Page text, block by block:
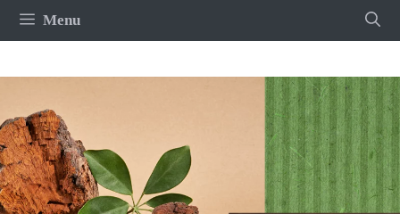
Sari
Menu